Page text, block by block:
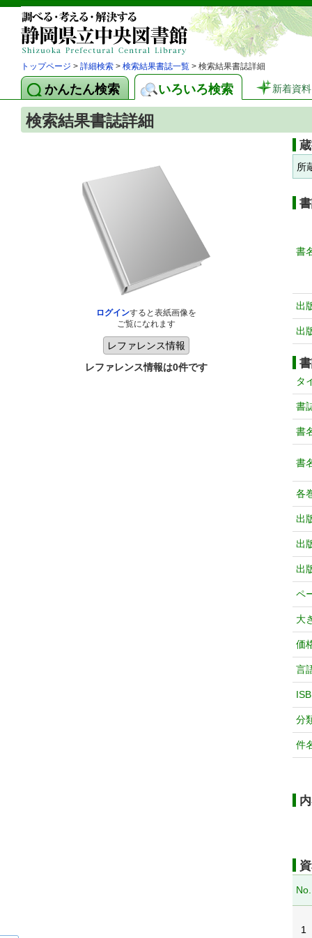
トップページ > 詳細検索 > 検索結果書誌一覧 > 検索結果書誌詳細
かんたん検索 いろいろ検索 新着資料
検索結果書誌詳細
ログインすると表紙画像を
ご覧になれます
レファレンス情報は0件です
所
書
出
出
タ
書
書
書
各
出
出
出
ペ
大
価
言
分
件
No.
1